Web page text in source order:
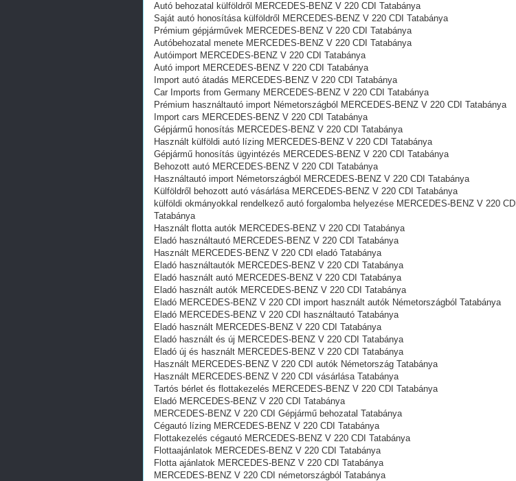
Autó behozatal külföldről MERCEDES-BENZ V 220 CDI Tatabánya
Saját autó honosítása külföldről MERCEDES-BENZ V 220 CDI Tatabánya
Prémium gépjárművek MERCEDES-BENZ V 220 CDI Tatabánya
Autóbehozatal menete MERCEDES-BENZ V 220 CDI Tatabánya
Autóimport MERCEDES-BENZ V 220 CDI Tatabánya
Autó import MERCEDES-BENZ V 220 CDI Tatabánya
Import autó átadás MERCEDES-BENZ V 220 CDI Tatabánya
Car Imports from Germany MERCEDES-BENZ V 220 CDI Tatabánya
Prémium használtautó import Németországból MERCEDES-BENZ V 220 CDI Tatabánya
Import cars MERCEDES-BENZ V 220 CDI Tatabánya
Gépjármű honosítás MERCEDES-BENZ V 220 CDI Tatabánya
Használt külföldi autó lízing MERCEDES-BENZ V 220 CDI Tatabánya
Gépjármű honosítás ügyintézés MERCEDES-BENZ V 220 CDI Tatabánya
Behozott autó MERCEDES-BENZ V 220 CDI Tatabánya
Használtautó import Németországból MERCEDES-BENZ V 220 CDI Tatabánya
Külföldről behozott autó vásárlása MERCEDES-BENZ V 220 CDI Tatabánya
külföldi okmányokkal rendelkező autó forgalomba helyezése MERCEDES-BENZ V 220 CDI
Tatabánya
Használt flotta autók MERCEDES-BENZ V 220 CDI Tatabánya
Eladó használtautó MERCEDES-BENZ V 220 CDI Tatabánya
Használt MERCEDES-BENZ V 220 CDI eladó Tatabánya
Eladó használtautók MERCEDES-BENZ V 220 CDI Tatabánya
Eladó használt autó MERCEDES-BENZ V 220 CDI Tatabánya
Eladó használt autók MERCEDES-BENZ V 220 CDI Tatabánya
Eladó MERCEDES-BENZ V 220 CDI import használt autók Németországból Tatabánya
Eladó MERCEDES-BENZ V 220 CDI használtautó Tatabánya
Eladó használt MERCEDES-BENZ V 220 CDI Tatabánya
Eladó használt és új MERCEDES-BENZ V 220 CDI Tatabánya
Eladó új és használt MERCEDES-BENZ V 220 CDI Tatabánya
Használt MERCEDES-BENZ V 220 CDI autók Németország Tatabánya
Használt MERCEDES-BENZ V 220 CDI vásárlása Tatabánya
Tartós bérlet és flottakezelés MERCEDES-BENZ V 220 CDI Tatabánya
Eladó MERCEDES-BENZ V 220 CDI Tatabánya
MERCEDES-BENZ V 220 CDI Gépjármű behozatal‎ Tatabánya
Cégautó lízing MERCEDES-BENZ V 220 CDI Tatabánya
Flottakezelés cégautó MERCEDES-BENZ V 220 CDI Tatabánya
Flottaajánlatok MERCEDES-BENZ V 220 CDI Tatabánya
Flotta ajánlatok MERCEDES-BENZ V 220 CDI Tatabánya
MERCEDES-BENZ V 220 CDI németországból Tatabánya